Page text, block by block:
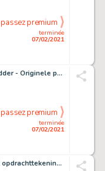
terminée
07/02/2021
passez premium
Claus Scholz - De Rode Ridder - Originele pagina (p.27) - Kinderrovers - (2015)
terminée
07/02/2021
passez premium
Amoras - Deel 1 t/m 6 met opdrachttekeningen + the making off gesigneerd - Softcover - First edition - (2013/2016)